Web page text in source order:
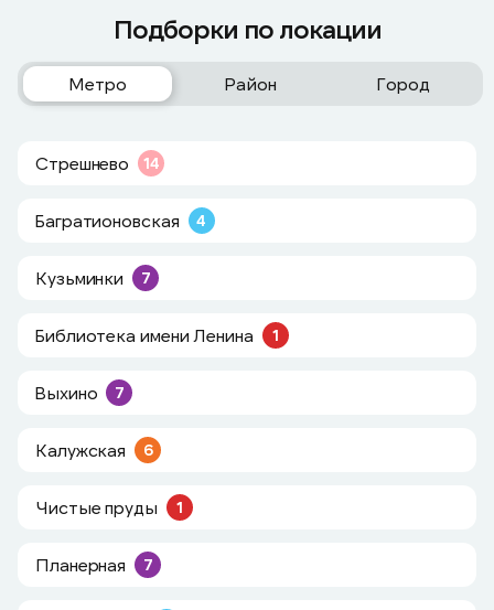
Подборки по локации
Метро Район Город
Стрешнево 14
Багратионовская 4
Кузьминки 7
Библиотека имени Ленина 1
Выхино 7
Калужская 6
Чистые пруды 1
Планерная 7